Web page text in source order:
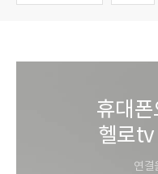
휴대
헬로tv
연결